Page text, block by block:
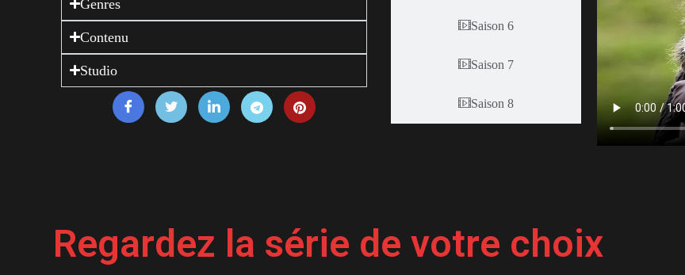
Genres
Contenu
Studio
Saison 6
Saison 7
Saison 8
Regardez la série de votre choix